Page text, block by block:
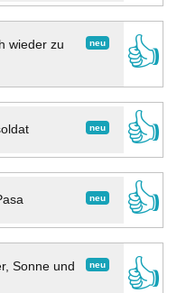
neu
wieder zu
👍
neu
👍
neu
👍
neu
Sonne und
👍